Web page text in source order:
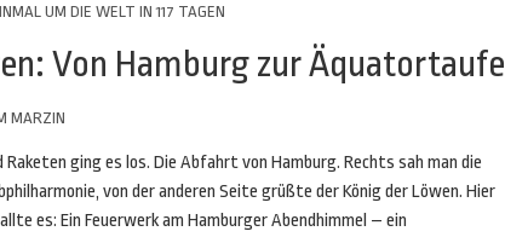
UM DIE WELT IN 117 TAGEN
Von Hamburg zur Äquatortaufe
MARZIN
Raketen ging es los. Die Abfahrt von Hamburg. Rechts sah man die
von der anderen Seite grüßte der König der Löwen. Hier
es: Ein Feuerwerk am Hamburger Abendhimmel – ein